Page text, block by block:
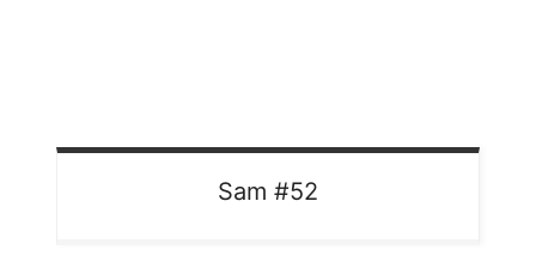
Sam #52